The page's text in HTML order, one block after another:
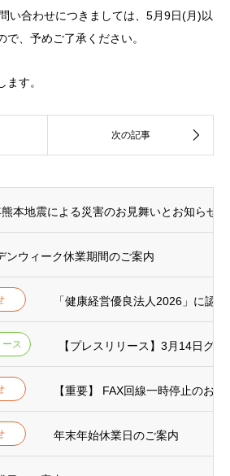
い合わせにつきましては、5月9日(月)以
で、予めご了承ください。
す。
本地震による災害のお見舞いとお知らせ
ンウィーク休業期間のご案内
「健康経営優良法人2026」に認
ース 【プレスリリース】3月14日グ
【重要】 FAX回線一時停止のお知
年末年始休業日のご案内